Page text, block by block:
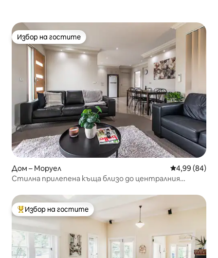
Избор на гостите
Избор на гостите
Дом – Моруел Средна
4,99 (84)
Стилна прилепена къща близо до централния
Най-популярен избор на гостите
Избор на гостите